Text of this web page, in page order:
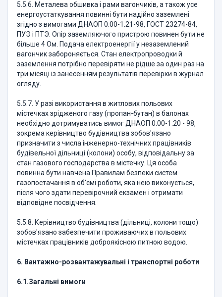
5.5.6. Металева обшивка і рами вагончиків, а також усе
енергоустаткування повинні бути надійно заземлені
згідно з вимогами ДНАОП 0.00-1.21-98, ГОСТ 23274-84,
ПУЭ і ПТЭ. Опір заземляючого пристрою повинен бути не
більше 4 Ом. Подача електроенергії у незаземлений
вагончик забороняється. Стан електропроводки й
заземлення потрібно перевіряти не рідше за один раз на
три місяці із занесенням результатів перевірки в журнал
огляду.
5.5.7. У разі використання в житлових польових
містечках зрідженого газу (пропан-бутан) в балонах
необхідно дотримуватись вимог ДНАОП 0.00-1.20 - 98,
зокрема керівництво будівництва зобов'язано
призначити з числа інженерно-технічних працівників
будівельної дільниці (колони) особу, відповідальну за
стан газового господарства в містечку. Ця особа
повинна бути навчена Правилам безпеки систем
газопостачання в об'ємі роботи, яка нею виконується,
після чого здати перевірочний екзамен і отримати
відповідне посвідчення.
5.5.8. Керівництво будівництва (дільниці, колони тощо)
зобов'язано забезпечити проживаючих в польових
містечках працівників доброякісною питною водою.
6. Вантажно-розвантажувальні і транспортні роботи
6.1.Загальні вимоги